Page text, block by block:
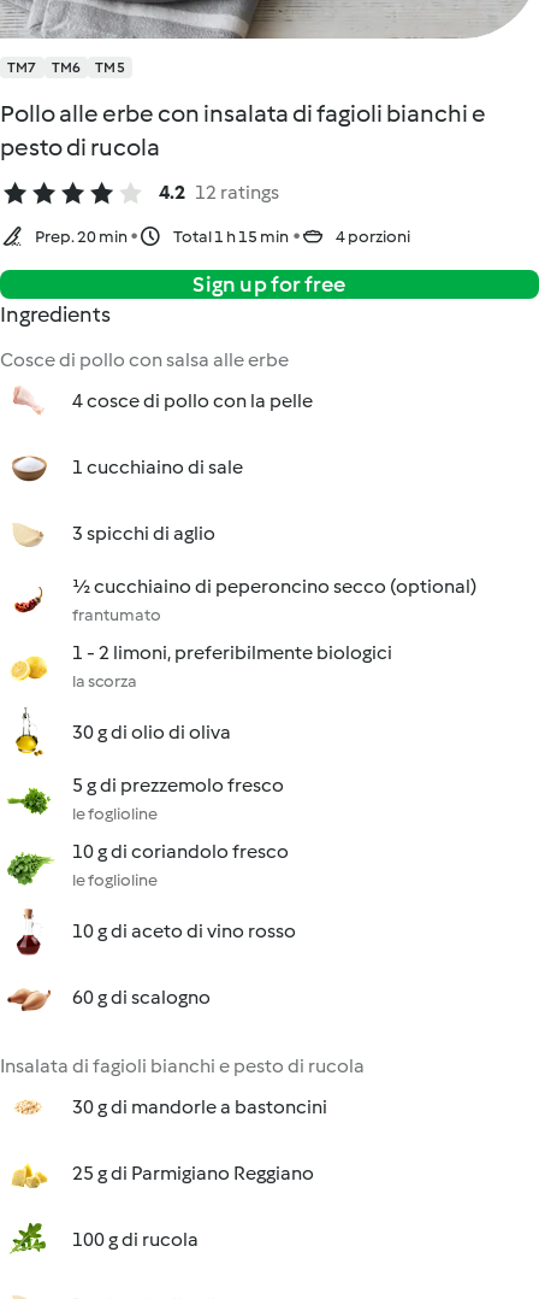
TM7 TM6 TM5
Pollo alle erbe con insalata di fagioli bianchi e
pesto di rucola
4.2 12 ratings
Prep. 20 min Total 1 h 15 min 4 porzioni
Sign up for free
Ingredients
Cosce di pollo con salsa alle erbe
4 cosce di pollo con la pelle
1 cucchiaino di sale
3 spicchi di aglio
½ cucchiaino di peperoncino secco (optional)
frantumato
1 - 2 limoni, preferibilmente biologici
la scorza
30 g di olio di oliva
5 g di prezzemolo fresco
le foglioline
10 g di coriandolo fresco
le foglioline
10 g di aceto di vino rosso
60 g di scalogno
Insalata di fagioli bianchi e pesto di rucola
30 g di mandorle a bastoncini
25 g di Parmigiano Reggiano
100 g di rucola